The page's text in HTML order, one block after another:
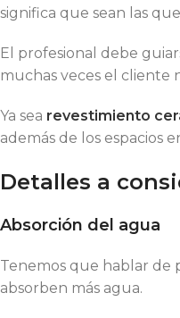
significa que sean las
El profesional debe
muchas veces el cliente
Ya sea revestimiento
además de los espacios
Detalles a
Absorción del agua
Tenemos que hablar de
absorben más agua.